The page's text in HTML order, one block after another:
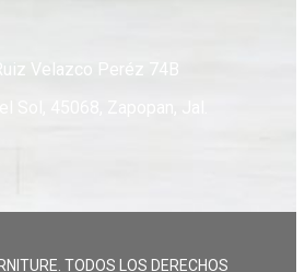
Velazco Peréz 74B
TODOS LOS DERECHOS